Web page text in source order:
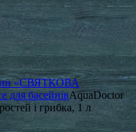
«СВЯТКОВА
для басейнівAquaDoctor
і грибка, 1 л